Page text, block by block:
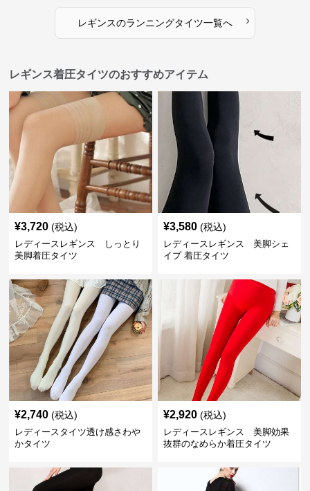
レギンスのランニングタイツ一覧へ ›
レギンス着圧タイツのおすすめアイテム
¥3,720 (税込)
レディースレギンス しっとり
美脚着圧タイツ
¥3,580 (税込)
レディースレギンス 美脚シェ
イプ 着圧タイツ
¥2,740 (税込)
レディースタイツ透け感さわや
かタイツ
¥2,920 (税込)
レディースレギンス 美脚効果
抜群のなめらか着圧タイツ